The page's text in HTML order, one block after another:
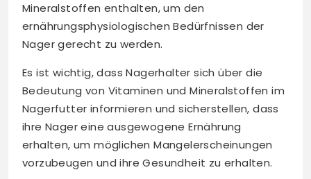
Mineralstoffen enthalten, um den
ernährungsphysiologischen Bedürfnissen der
Nager gerecht zu werden.
Es ist wichtig, dass Nagerhalter sich über die
Bedeutung von Vitaminen und Mineralstoffen im
Nagerfutter informieren und sicherstellen, dass
ihre Nager eine ausgewogene Ernährung
erhalten, um möglichen Mangelerscheinungen
vorzubeugen und ihre Gesundheit zu erhalten.